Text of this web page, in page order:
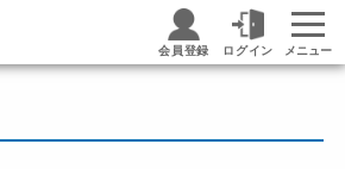
会員登録 ログイン メニュー